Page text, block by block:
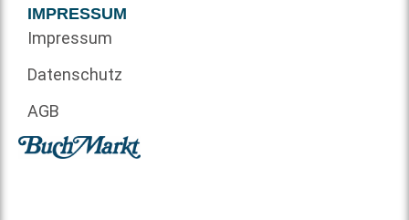
IMPRESSUM
Impressum
Datenschutz
AGB